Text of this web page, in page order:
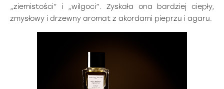
„ziemistości” i „wilgoci”. Zyskała ona bardziej ciepły,
zmysłowy i drzewny aromat z akordami pieprzu i agaru.